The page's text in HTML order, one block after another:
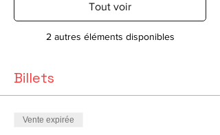
2 autres éléments disponibles
Tout voir
Billets
Vente expirée